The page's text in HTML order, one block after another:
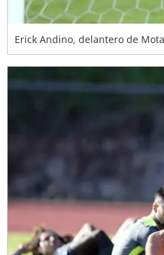
Erick Andino, delantero de